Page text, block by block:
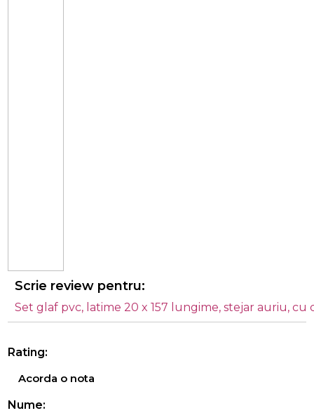
Scrie review pentru:
Set glaf pvc, latime 20 x 157 lungime, stejar auriu,
Rating:
Acorda o nota
Nume: